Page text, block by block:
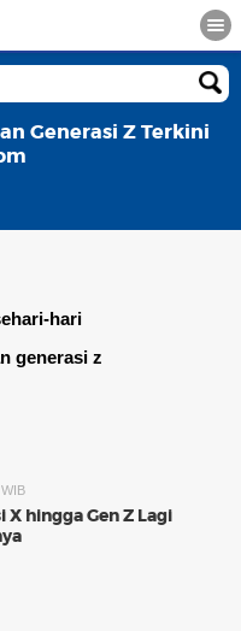
Generasi Z Terkini
hari
generasi z
X hingga Gen Z Lagi